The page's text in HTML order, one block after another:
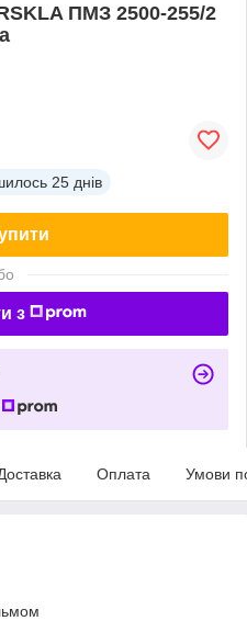
ПМЗ 2500-255/2
25 днів
з
Оплата Умови